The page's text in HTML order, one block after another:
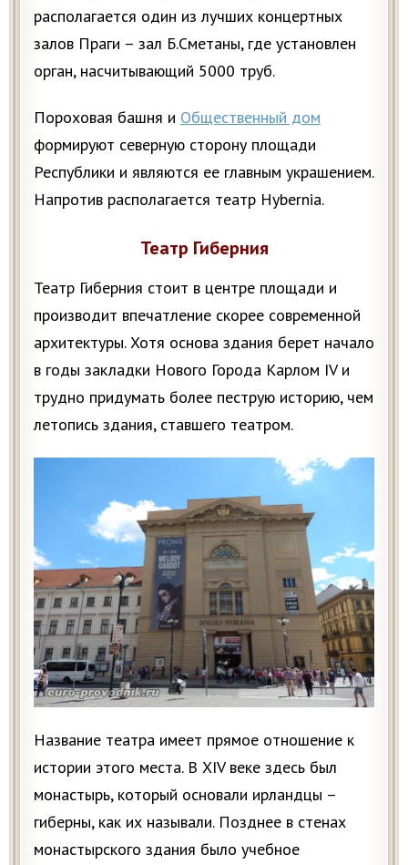
располагается один из лучших концертных
залов Праги – зал Б.Сметаны, где установлен
орган, насчитывающий 5000 труб.
Пороховая башня и Общественный дом
формируют северную сторону площади
Республики и являются ее главным украшением.
Напротив располагается театр Hybernia.
Театр Гиберния
Театр Гиберния стоит в центре площади и
производит впечатление скорее современной
архитектуры. Хотя основа здания берет начало
в годы закладки Нового Города Карлом IV и
трудно придумать более пеструю историю, чем
летопись здания, ставшего театром.
Название театра имеет прямое отношение к
истории этого места. В XIV веке здесь был
монастырь, который основали ирландцы –
гиберны, как их называли. Позднее в стенах
монастырского здания было учебное